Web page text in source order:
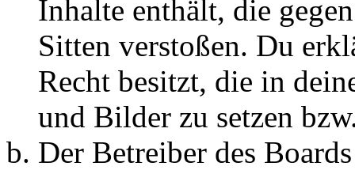
Inhalte enthält, die
Sitten verstoßen. Du
Recht besitzt, die in
und Bilder zu setzen
Der Betreiber des